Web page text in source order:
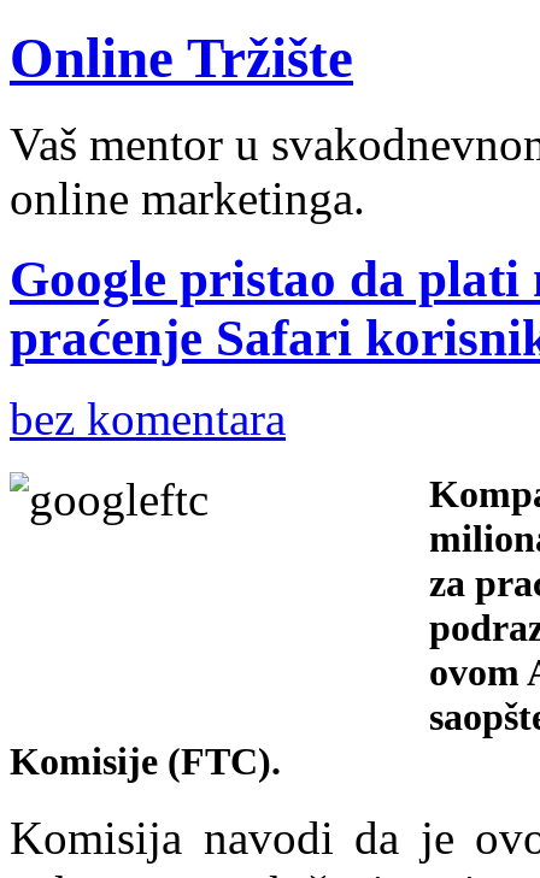
Online Tržište
Vaš mentor u
online marketinga.
Google pristao da plati
praćenje Safari
bez komentara
za
ovom
Komisije (FTC).
Komisija navodi da je